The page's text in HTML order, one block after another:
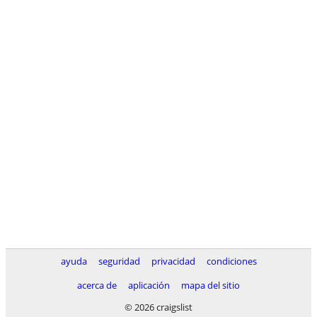
ayuda seguridad privacidad
condiciones
acerca de
aplicación
mapa del sitio
© 2026 craigslist